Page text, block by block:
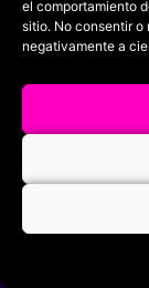
el comportamiento
sitio. No consentir
negativamente a